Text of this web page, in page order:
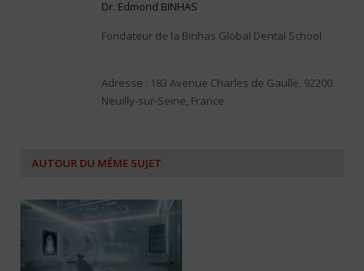
Dr. Edmond BINHAS
Fondateur de la Binhas Global Dental School
Adresse : 183 Avenue Charles de Gaulle, 92200
Neuilly-sur-Seine, France
AUTOUR DU MÊME SUJET